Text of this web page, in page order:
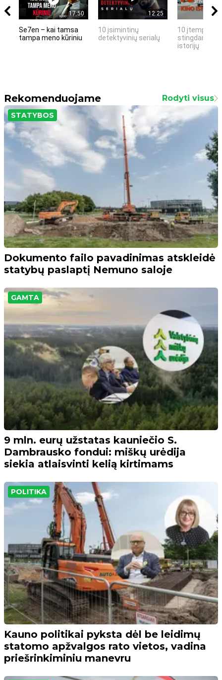
17:50
Se7en – kai tamsa
tampa meno kūriniu
12:25
10 įsimintinų
detektyvinių serialų
10 įtemptų,
stingdančių
istorijų
Rekomenduojame Rodyti visus
STATYBOS
Dokumento failo pavadinimas atskleidė
statybų paslaptį Nemuno saloje
GAMTA
9 mln. eurų užstatas kauniečio S.
Dambrausko fondui: miškų urėdija
siekia atlaisvinti kelią kirtimams
POLITIKA
Kauno politikai pyksta dėl be leidimų
statomo apžvalgos rato vietos, vadina
priešrinkiminiu manevru